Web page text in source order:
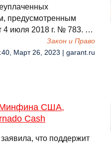
предусмотренным
4 июля 2018 г. № 783. …
Закон и Право
Март 26, 2023 | garant.ru
Минфина США,
Cash
что поддержит